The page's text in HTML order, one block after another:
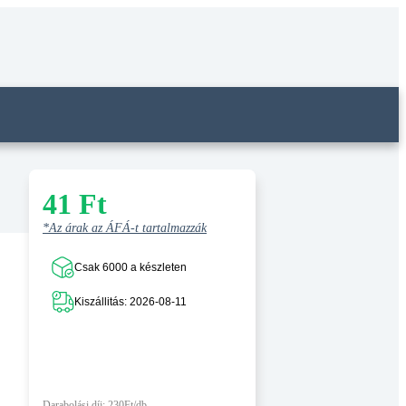
41 Ft
*Az árak az ÁFÁ-t tartalmazzák
Csak 6000 a készleten
Kiszállitás: 2026-08-11